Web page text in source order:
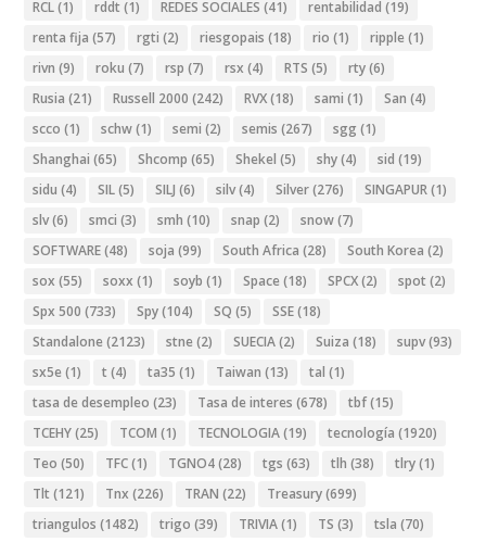
RCL(1) rddt (1) REDES SOCIALES (41) rentabilidad (19)
renta fija (57) rgti (2) riesgopais (18) rio (1) ripple (1)
rivn (9) roku (7) rsp (7) rsx (4) RTS (5) rty(6)
Rusia (21) Russell 2000 (242) RVX(18) sami (1) San (4)
scco (1) schw(1) semi (2) semis (267) sgg (1)
Shanghai (65) Shcomp (65) Shekel (5) shy(4) sid (19)
sidu (4) SIL(5) SILJ (6) silv(4) Silver(276) SINGAPUR(1)
slv(6) smci (3) smh (10) snap (2) snow(7)
SOFTWARE(48) soja (99) South Africa (28) South Korea (2)
sox (55) soxx (1) soyb (1) Space (18) SPCX(2) spot (2)
Spx 500 (733) Spy(104) SQ (5) SSE(18)
Standalone (2123) stne (2) SUECIA(2) Suiza (18) supv(93)
sx5e (1) t (4) ta35 (1) Taiwan (13) tal (1)
tasa de desempleo (23) Tasa de interes (678) tbf(15)
TCEHY(25) TCOM (1) TECNOLOGIA(19) tecnología (1920)
Teo (50) TFC(1) TGNO4(28) tgs (63) tlh (38) tlry(1)
Tlt (121) Tnx (226) TRAN (22) Treasury(699)
triangulos (1482) trigo (39) TRIVIA(1) TS (3) tsla (70)